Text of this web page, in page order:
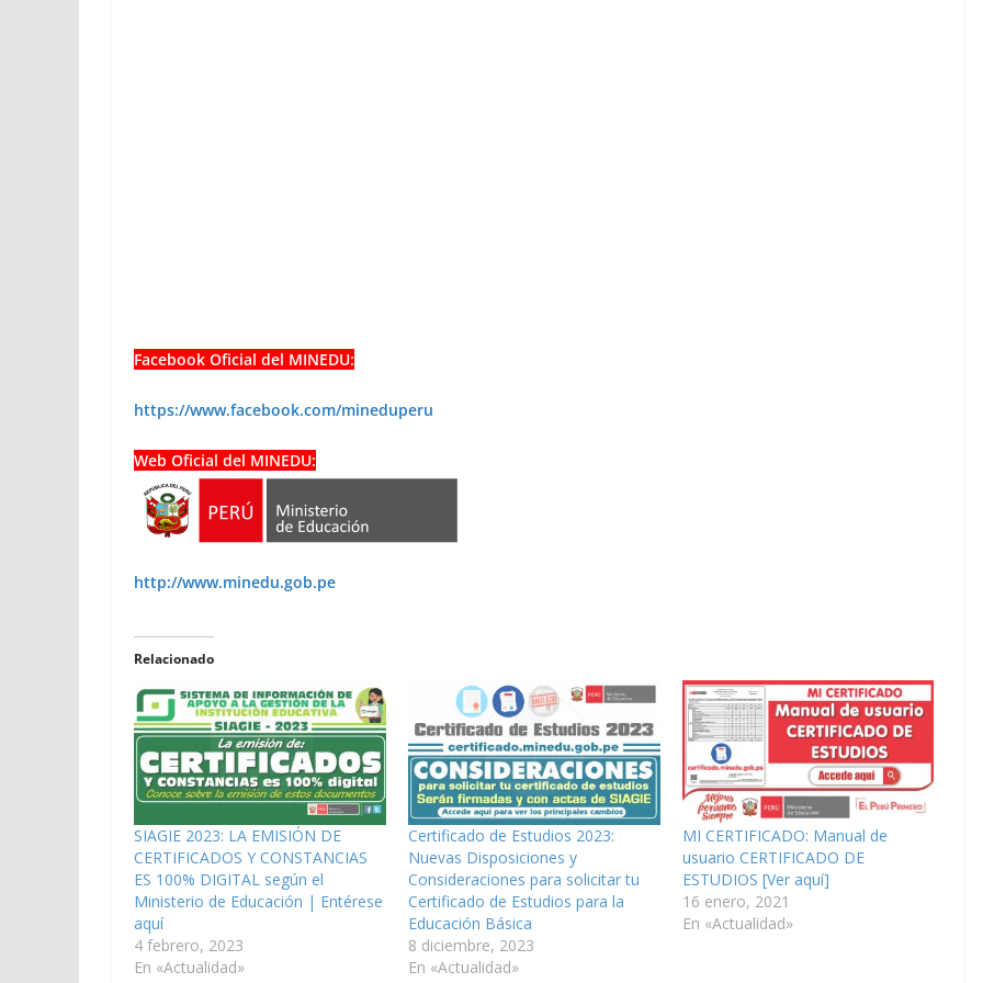
Facebook Oficial del MINEDU:
https://www.facebook.com/mineduperu
Web Oficial del MINEDU:
http://www.minedu.gob.pe
Relacionado
SIAGIE 2023: LA EMISIÓN DE
CERTIFICADOS Y CONSTANCIAS
ES 100% DIGITAL según el
Ministerio de Educación | Entérese
aquí
4 febrero, 2023
En «Actualidad»
Certificado de Estudios 2023:
Nuevas Disposiciones y
Consideraciones para solicitar tu
Certificado de Estudios para la
Educación Básica
8 diciembre, 2023
En «Actualidad»
MI CERTIFICADO: Manual de
usuario CERTIFICADO DE
ESTUDIOS [Ver aquí]
16 enero, 2021
En «Actualidad»